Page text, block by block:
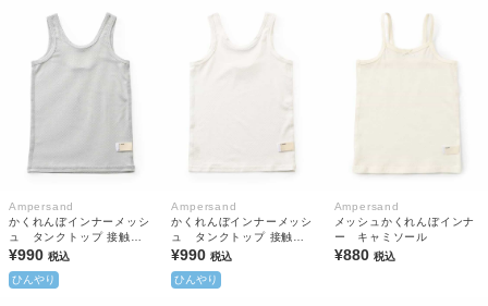
Ampersand
かくれんぼインナーメッシ
ュ タンクトップ 接触冷
感 抗菌防臭
¥990 税込
ひんやり
Ampersand
かくれんぼインナーメッシ
ュ タンクトップ 接触冷
感 抗菌防臭
¥990税込
ひんやり
Ampersand
メッシュかくれんぼインナ
ー キャミソール
¥880 税込